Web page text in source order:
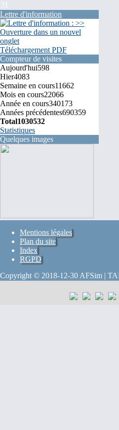
31
Lettre d'information
Téléchargement PDF
Compteur de visites
Aujourd'hui598
Hier4083
Semaine en cours11662
Mois en cours22066
Année en cours340173
Années précédentes690359
Total1030532
Statistiques
Quelques images
Mentions légales
Plan du site
Index
RGPD
Copyright © 2018-12-30 AFSim |